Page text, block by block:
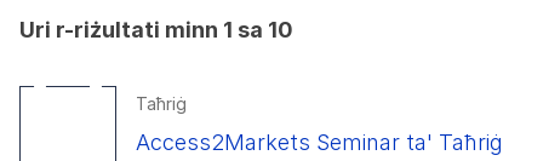
Uri r-riżultati minn 1 sa 10
Taħriġ
Access2Markets Seminar ta' Taħriġ